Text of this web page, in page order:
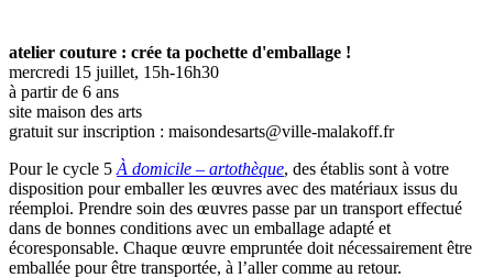
atelier couture : crée ta pochette d'emballage !
mercredi 15 juillet, 15h-16h30
à partir de 6 ans
site maison des arts
gratuit sur inscription : maisondesarts@ville-malakoff.fr
Pour le cycle 5 À domicile – artothèque, des établis sont à votre
disposition pour emballer les œuvres avec des matériaux issus du
réemploi. Prendre soin des œuvres passe par un transport effectué
dans de bonnes conditions avec un emballage adapté et
écoresponsable. Chaque œuvre empruntée doit nécessairement être
emballée pour être transportée, à l’aller comme au retour.